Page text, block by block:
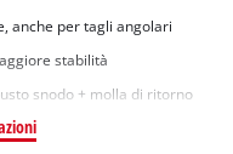
anche per tagli angolari
stabilità
snodo + molla di ritorno